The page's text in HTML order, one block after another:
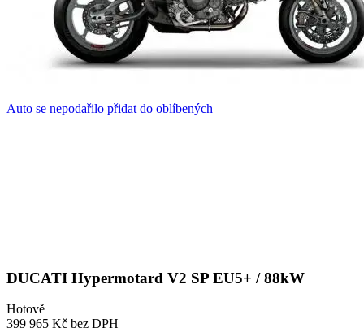
Auto se nepodařilo přidat do oblíbených
DUCATI Hypermotard V2 SP EU5+ / 88kW
Hotově
399 965 Kč bez DPH